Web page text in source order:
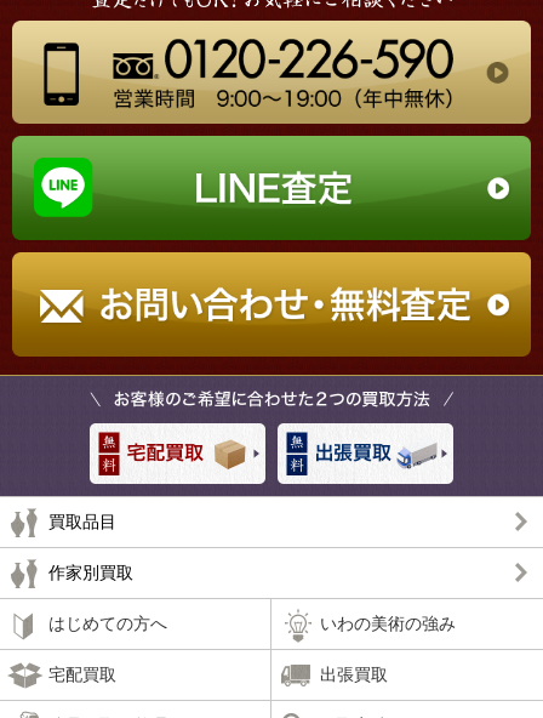
買取品目
作家別買取
はじめての方へ いわの美術の強み
宅配買取 出張買取